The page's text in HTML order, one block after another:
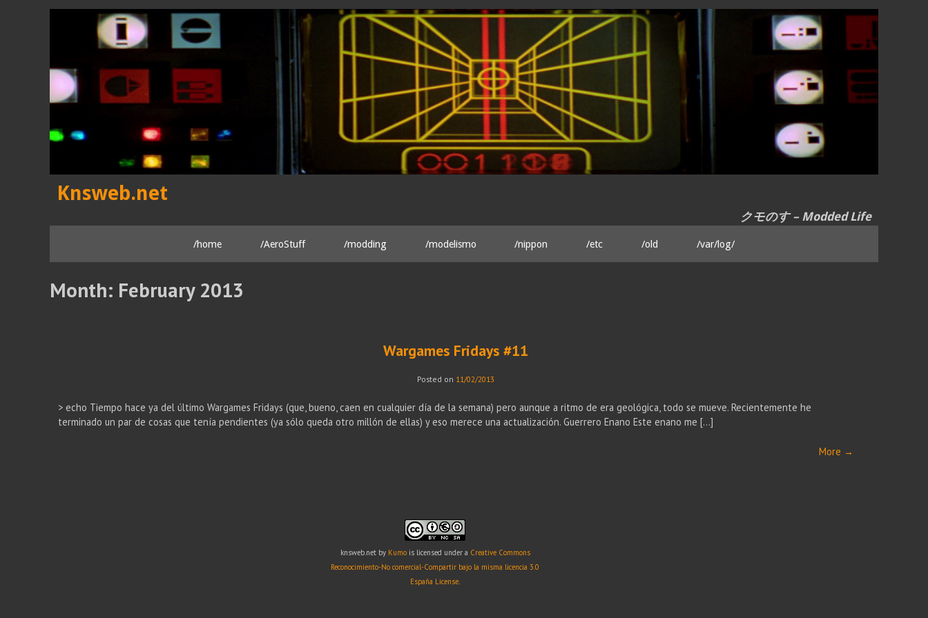
Knsweb.net
クモのす – Modded Life
/home /AeroStuff /modding /modelismo /nippon /etc /old /var/log/
Month: February 2013
Wargames Fridays #11
Posted on 11/02/2013
> echo Tiempo hace ya del último Wargames Fridays (que, bueno, caen en cualquier día de la semana) pero aunque a ritmo de era geológica, todo se mueve. Recientemente he
terminado un par de cosas que tenía pendientes (ya sólo queda otro millón de ellas) y eso merece una actualización. Guerrero Enano Este enano me […]
More →
knsweb.netby Kumois licensed under a Creative Commons
Reconocimiento-No comercial-Compartir bajo la misma licencia 3.0
España License.